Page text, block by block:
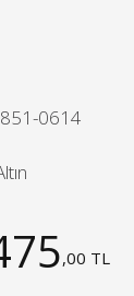
0614
,00 TL